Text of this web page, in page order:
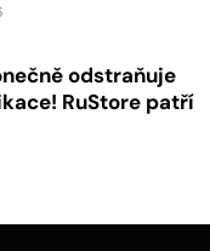
odstraňuje
RuStore patří